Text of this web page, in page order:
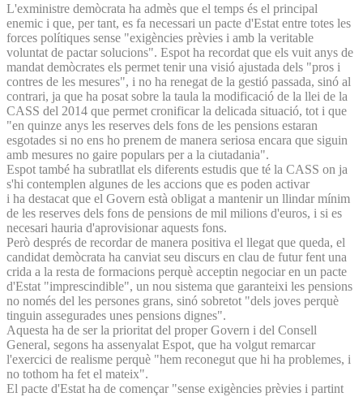
L'exministre demòcrata ha admès que el temps és el principal
enemic i que, per tant, es fa necessari un pacte d'Estat entre totes les
forces polítiques sense "exigències prèvies i amb la veritable
voluntat de pactar solucions". Espot ha recordat que els vuit anys de
mandat demòcrates els permet tenir una visió ajustada dels "pros i
contres de les mesures", i no ha renegat de la gestió passada, sinó al
contrari, ja que ha posat sobre la taula la modificació de la llei de la
CASS del 2014 que permet cronificar la delicada situació, tot i que
"en quinze anys les reserves dels fons de les pensions estaran
esgotades si no ens ho prenem de manera seriosa encara que siguin
amb mesures no gaire populars per a la ciutadania".
Espot també ha subratllat els diferents estudis que té la CASS on ja
s'hi contemplen algunes de les accions que es poden activar
i ha destacat que el Govern està obligat a mantenir un llindar mínim
de les reserves dels fons de pensions de mil milions d'euros, i si es
necesari hauria d'aprovisionar aquests fons.
Però després de recordar de manera positiva el llegat que queda, el
candidat demòcrata ha canviat seu discurs en clau de futur fent una
crida a la resta de formacions perquè acceptin negociar en un pacte
d'Estat "imprescindible", un nou sistema que garanteixi les pensions
no només del les persones grans, sinó sobretot "dels joves perquè
tinguin assegurades unes pensions dignes".
Aquesta ha de ser la prioritat del proper Govern i del Consell
General, segons ha assenyalat Espot, que ha volgut remarcar
l'exercici de realisme perquè "hem reconegut que hi ha problemes, i
no tothom ha fet el mateix".
El pacte d'Estat ha de començar "sense exigències prèvies i partint